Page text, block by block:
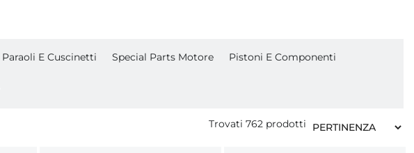
Paraoli E Cuscinetti Special Parts Motore Pistoni E Componenti
Trovati 762 prodotti